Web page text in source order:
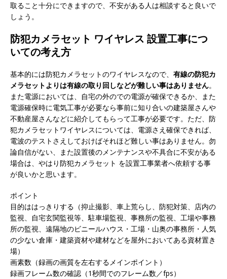
取ること十分にできますので、不安がある人は相談すると良いで
しょう。
防犯カメラセット ワイヤレス 設置工事につ
いての考え方
基本的には防犯カメラセットのワイヤレスなので、 有線の防犯カ
メラセットよりは有線の取り回しなどが難しい事はありません。
また電源においては、自宅の外のでの電源が確保できるか、また
電源確保時に電気工事が必要なら事前に知り合いの建築屋さんや
不動産屋さんなどに紹介してもらって工事が必要です。ただ、防
犯カメラセットワイヤレスについては、電源さえ確保できれば、
電波のテストさえしておけばそれほど難しい事はありません。勿
論自信がない、また設置後のメンテナンスや不具合に不安がある
場合は、やはり防犯カメラセット を設置工事業者へ依頼する事
が良いかと思います。
ポイント
目的ははっきりする（抑止撮影、車上荒らし、防犯対策、店内の
監視、自宅玄関監視等、駐車場監視、事務所の監視、工場や事務
所の監視、遠隔地のビニールハウス・工場・山奥の事務所・人気
の少ない倉庫・建築資材や建材などを屋外においてある資材置き
場）
画素数（録画の画質を左右するメインポイント）
録画フレーム数の確認（1秒間でのフレーム数／fps）